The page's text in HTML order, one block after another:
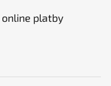
platby